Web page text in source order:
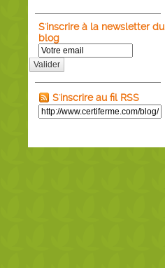
S'inscrire à la newsletter du
blog
Valider
S'inscrire au fil RSS